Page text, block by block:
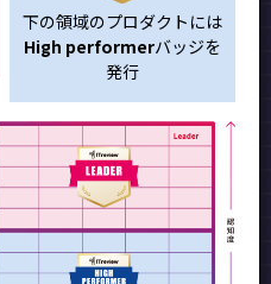
下の領域のプロダクトには
High performerバッジを
発行